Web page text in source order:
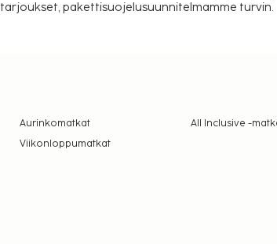
tarjoukset, pakettisuojelusuunnitelmamme turvin.
Aurinkomatkat All Inclusive -
Viikonloppumatkat